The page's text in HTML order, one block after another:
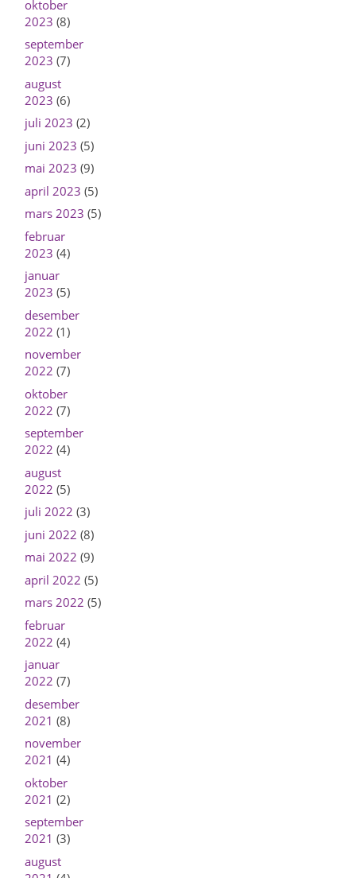
oktober
2023 (8)
september
2023 (7)
august
2023 (6)
juli 2023 (2)
juni 2023 (5)
mai 2023 (9)
april 2023 (5)
mars 2023 (5)
februar
2023 (4)
januar
2023 (5)
desember
2022 (1)
november
2022 (7)
oktober
2022 (7)
september
2022 (4)
august
2022 (5)
juli 2022 (3)
juni 2022 (8)
mai 2022 (9)
april 2022 (5)
mars 2022 (5)
februar
2022 (4)
januar
2022 (7)
desember
2021 (8)
november
2021 (4)
oktober
2021 (2)
september
2021 (3)
august